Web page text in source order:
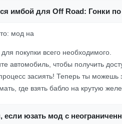
имбой для Off Road: Гонки
мод на
покупки всего необходимого.
автомобиль, чтобы получить
засиять! Теперь ты
где взять бабло на крутую
если юзать мод с